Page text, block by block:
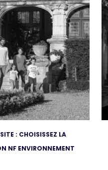
: CHOISISSEZ LA
NF ENVIRONNEMENT